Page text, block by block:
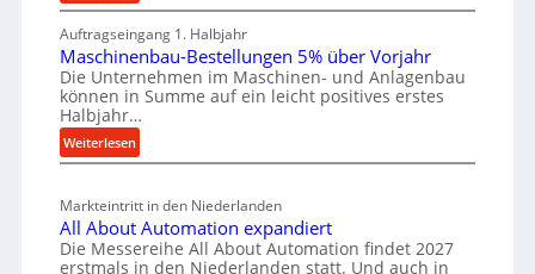
l
e
n
n
k
z
e
a
u
p
h
e
W
s
h
a
f
M
a
t
e
r
i
a
l
e
r
s
Auftragseingang 1. Halbjahr
Maschinenbau-Bestellungen 5% über Vorjahr
Die Unternehmen im Maschinen- und Anlagenbau
können in Summe auf ein leicht positives erstes
Halbjahr…
Weiterlesen:
M
s
c
h
Markteintritt in den Niederlanden
All About Automation expandiert
Die Messereihe All About Automation findet 2027
erstmals in den Niederlanden statt. Und auch in